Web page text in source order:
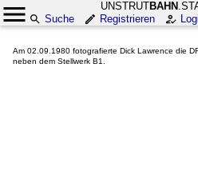
UNSTRUTBAHN
Suche
Registrieren
Am 02.09.1980 fotografierte Dick Lawrence die
neben dem Stellwerk B1.